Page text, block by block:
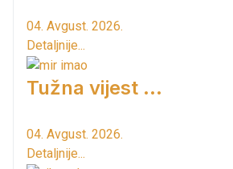
04. Avgust. 2026.
Detaljnije...
Tužna vijest ...
04. Avgust. 2026.
Detaljnije...